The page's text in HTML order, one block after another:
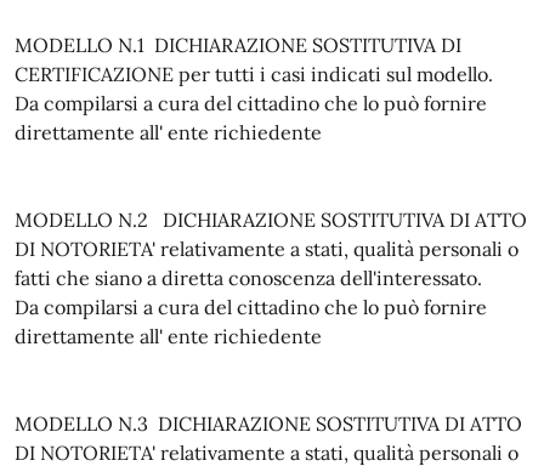
MODELLO N.1 DICHIARAZIONE SOSTITUTIVA DI
CERTIFICAZIONE per tutti i casi indicati sul modello.
Da compilarsi a cura del cittadino che lo può fornire
direttamente all' ente richiedente
MODELLO N.2 DICHIARAZIONE SOSTITUTIVA DI ATTO
DI NOTORIETA' relativamente a stati, qualità personali o
fatti che siano a diretta conoscenza dell'interessato.
Da compilarsi a cura del cittadino che lo può fornire
direttamente all' ente richiedente
MODELLO N.3 DICHIARAZIONE SOSTITUTIVA DI ATTO
DI NOTORIETA' relativamente a stati, qualità personali o